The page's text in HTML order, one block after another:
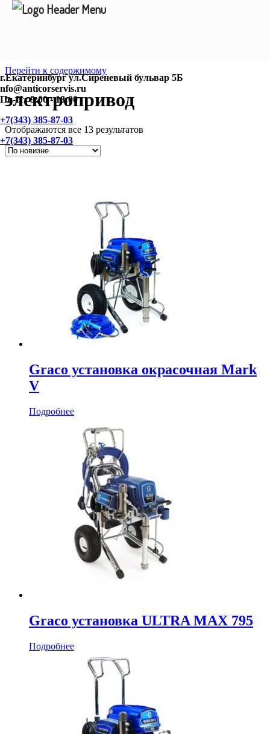
Перейти к содержимому
электропривод
Отображаются все 13 результатов
Graco установка окрасочная Mark
V
Подробнее
Graco установка ULTRA MAX 795
Подробнее
г.Екатеринбург ул.Сиреневый бульвар 5Б
nfo@anticorservis.ru
Пн-Пт 9:00 - 18:00
+7(343) 385-87-03
+7(343) 385-87-03